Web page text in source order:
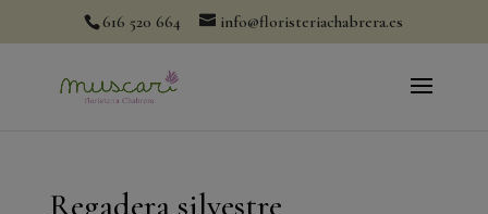
616 520 664 info@floristeriachabrera.es
Regadera silvestre
modal-check